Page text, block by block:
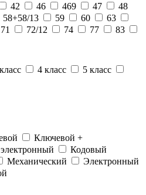
42 46 469 47
48
58+58/13 59 60
63
71 72/12 74 77
83
4 класс
5 класс
Ключевой +
Кодовый
Механический
Электронный